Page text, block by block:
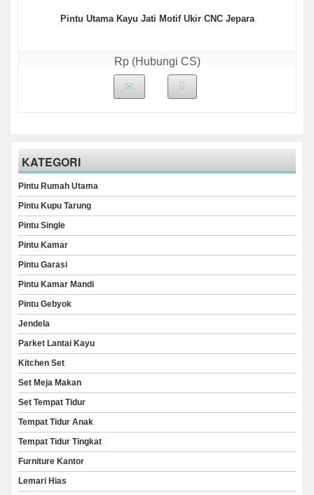
Pintu Utama Kayu Jati Motif Ukir CNC Jepara
Rp (Hubungi CS)
KATEGORI
Pintu Rumah Utama
Pintu Kupu Tarung
Pintu Single
Pintu Kamar
Pintu Garasi
Pintu Kamar Mandi
Pintu Gebyok
Jendela
Parket Lantai Kayu
Kitchen Set
Set Meja Makan
Set Tempat Tidur
Tempat Tidur Anak
Tempat Tidur Tingkat
Furniture Kantor
Lemari Hias